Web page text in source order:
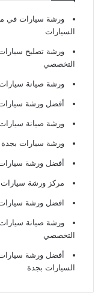
ورشة سيارات في
السيارات
ورشة تصليح
التخصصي
ورشة صيانة
أفضل ورشة
ورشة صيانة
ورشة سيارات بجدة
أفضل ورشة
مركز ورشة
افضل ورشة
ورشة صيانة
التخصصي
أفضل ورشة
السيارات بجدة